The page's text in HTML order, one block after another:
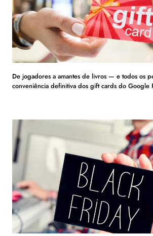
De jogadores a amantes de livros — e todos os
conveniência definitiva dos gift cards do Google